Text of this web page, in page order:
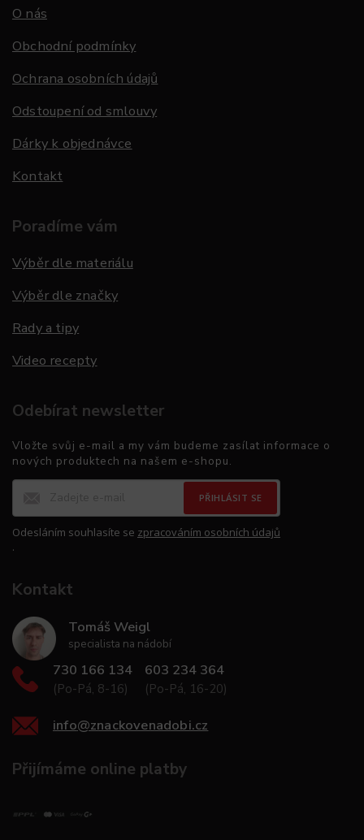
O nás
Obchodní podmínky
Ochrana osobních údajů
Odstoupení od smlouvy
Dárky k objednávce
Kontakt
Poradíme vám
Výběr dle materiálu
Výběr dle značky
Rady a tipy
Video recepty
Odebírat newsletter
Vložte svůj e-mail a my vám budeme zasílat informace o
nových produktech na našem e-shopu.
PŘIHLÁSIT SE
Odesláním souhlasíte se zpracováním osobních údajů
.
Kontakt
Tomáš Weigl
specialista na nádobí
730 166 134
(Po-Pá, 8-16)
603 234 364
(Po-Pá, 16-20)
info@znackovenadobi.cz
Přijímáme online platby